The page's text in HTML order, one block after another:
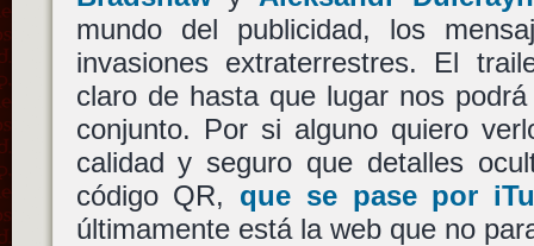
mundo del publicidad, los
invasiones extraterrestres. El
claro de hasta que lugar nos
conjunto. Por si alguno quiero
calidad y seguro que detalles
código QR, que se pase por
últimamente está la web que no